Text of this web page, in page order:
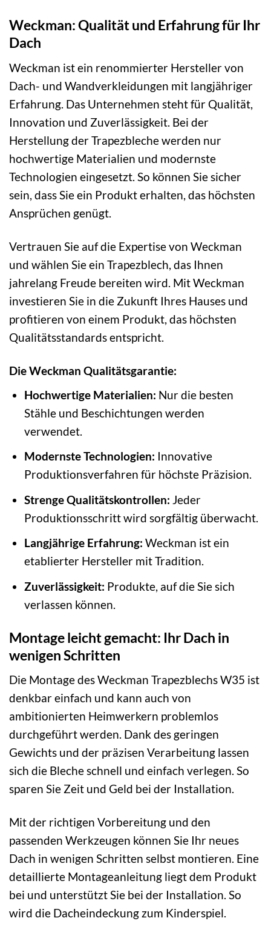
Weckman: Qualität und Erfahrung für Ihr
Dach
Weckman ist ein renommierter Hersteller von
Dach- und Wandverkleidungen mit langjähriger
Erfahrung. Das Unternehmen steht für Qualität,
Innovation und Zuverlässigkeit. Bei der
Herstellung der Trapezbleche werden nur
hochwertige Materialien und modernste
Technologien eingesetzt. So können Sie sicher
sein, dass Sie ein Produkt erhalten, das höchsten
Ansprüchen genügt.
Vertrauen Sie auf die Expertise von Weckman
und wählen Sie ein Trapezblech, das Ihnen
jahrelang Freude bereiten wird. Mit Weckman
investieren Sie in die Zukunft Ihres Hauses und
profitieren von einem Produkt, das höchsten
Qualitätsstandards entspricht.
Die Weckman Qualitätsgarantie:
Hochwertige Materialien: Nur die besten
Stähle und Beschichtungen werden
verwendet.
Modernste Technologien: Innovative
Produktionsverfahren für höchste Präzision.
Strenge Qualitätskontrollen: Jeder
Produktionsschritt wird sorgfältig überwacht.
Langjährige Erfahrung: Weckman ist ein
etablierter Hersteller mit Tradition.
Zuverlässigkeit: Produkte, auf die Sie sich
verlassen können.
Montage leicht gemacht: Ihr Dach in
wenigen Schritten
Die Montage des Weckman Trapezblechs W35 ist
denkbar einfach und kann auch von
ambitionierten Heimwerkern problemlos
durchgeführt werden. Dank des geringen
Gewichts und der präzisen Verarbeitung lassen
sich die Bleche schnell und einfach verlegen. So
sparen Sie Zeit und Geld bei der Installation.
Mit der richtigen Vorbereitung und den
passenden Werkzeugen können Sie Ihr neues
Dach in wenigen Schritten selbst montieren. Eine
detaillierte Montageanleitung liegt dem Produkt
bei und unterstützt Sie bei der Installation. So
wird die Dacheindeckung zum Kinderspiel.